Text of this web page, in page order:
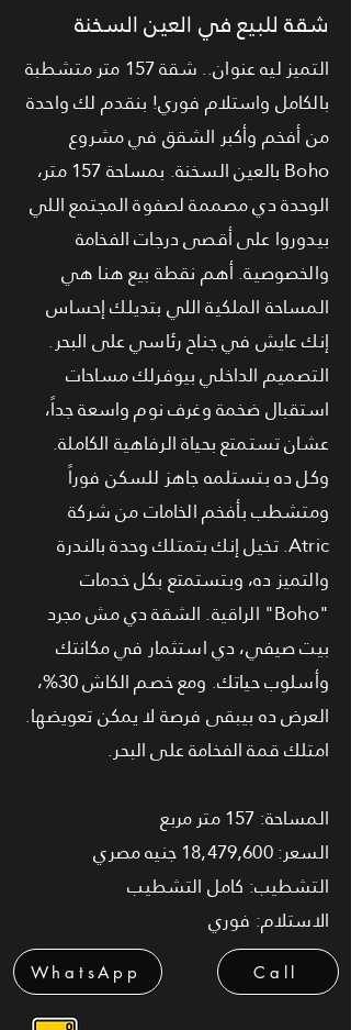
شقة للبيع في العين السخنة
التميز ليه عنوان.. شقة 157 متر متشطبة
بالكامل واستلام فوري! بنقدم لك واحدة
من أفخم وأكبر الشقق في مشروع
Boho بالعين السخنة. بمساحة 157 متر،
الوحدة دي مصممة لصفوة المجتمع اللي
بيدوروا على أقصى درجات الفخامة
والخصوصية. أهم نقطة بيع هنا هي
المساحة الملكية اللي بتديلك إحساس
إنك عايش في جناح رئاسي على البحر.
التصميم الداخلي بيوفرلك مساحات
استقبال ضخمة وغرف نوم واسعة جداً،
عشان تستمتع بحياة الرفاهية الكاملة.
وكل ده بتستلمه جاهز للسكن فوراً
ومتشطب بأفخم الخامات من شركة
Atric. تخيل إنك بتمتلك وحدة بالندرة
والتميز ده، وبتستمتع بكل خدمات
"Boho" الراقية. الشقة دي مش مجرد
بيت صيفي، دي استثمار في مكانتك
وأسلوب حياتك. ومع خصم الكاش 30%،
العرض ده بيبقى فرصة لا يمكن تعويضها.
امتلك قمة الفخامة على البحر.
المساحة: 157 متر مربع
السعر: 18,479,600 جنيه مصري
التشطيب: كامل التشطيب
الاستلام: فوري
WhatsApp Call